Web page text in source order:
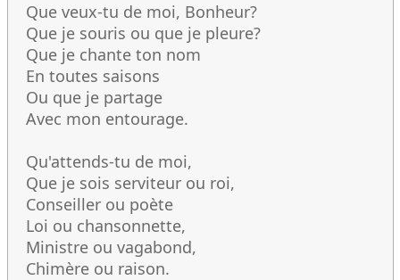
Que veux-tu de moi, Bonheur?
Que je souris ou que je pleure?
Que je chante ton nom
En toutes saisons
Ou que je partage
Avec mon entourage.
Qu'attends-tu de moi,
Que je sois serviteur ou roi,
Conseiller ou poète
Loi ou chansonnette,
Ministre ou vagabond,
Chimère ou raison.